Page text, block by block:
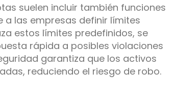
suelen incluir también funciones
a las empresas definir límites
estos límites predefinidos, se
rápida a posibles violaciones
garantiza que los activos
reduciendo el riesgo de robo.